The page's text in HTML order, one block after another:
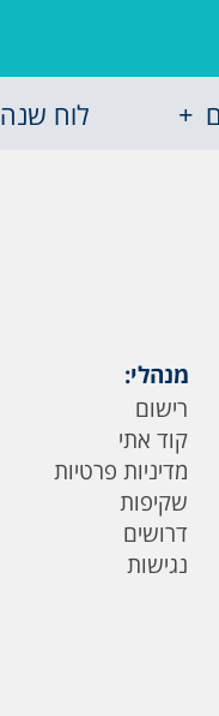
לוח שנה
מנהלי:
רישום
קוד אתי
מדיניות פרטיות
שקיפות
דרושים
נגישות